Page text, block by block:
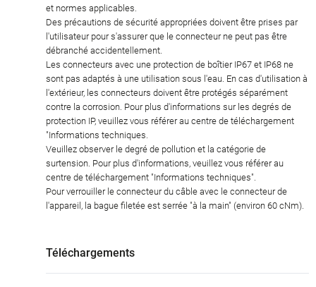
et normes applicables.
Des précautions de sécurité appropriées doivent être prises par
l'utilisateur pour s'assurer que le connecteur ne peut pas être
débranché accidentellement.
Les connecteurs avec une protection de boîtier IP67 et IP68 ne
sont pas adaptés à une utilisation sous l'eau. En cas d'utilisation à
l'extérieur, les connecteurs doivent être protégés séparément
contre la corrosion. Pour plus d'informations sur les degrés de
protection IP, veuillez vous référer au centre de téléchargement
"Informations techniques.
Veuillez observer le degré de pollution et la catégorie de
surtension. Pour plus d'informations, veuillez vous référer au
centre de téléchargement "Informations techniques".
Pour verrouiller le connecteur du câble avec le connecteur de
l'appareil, la bague filetée est serrée "à la main" (environ 60 cNm).
Téléchargements